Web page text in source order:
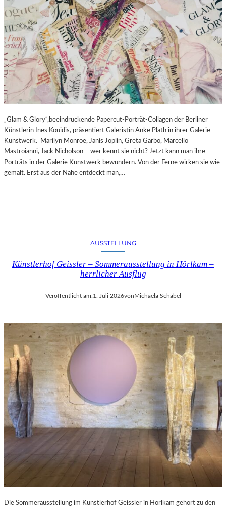
„Glam & Glory“,beeindruckende Papercut-Porträt-Collagen der Berliner
Künstlerin Ines Kouidis, präsentiert Galeristin Anke Plath in ihrer Galerie
Kunstwerk. Marilyn Monroe, Janis Joplin, Greta Garbo, Marcello
Mastroianni, Jack Nicholson – wer kennt sie nicht? Jetzt kann man ihre
Porträts in der Galerie Kunstwerk bewundern. Von der Ferne wirken sie wie
gemalt. Erst aus der Nähe entdeckt man,…
AUSSTELLUNG
Künstlerhof Geissler – Sommerausstellung in Hörlkam –
herrlicher Ausflug
Veröffentlicht am:1. Juli 2026von Michaela Schabel
Die Sommerausstellung im Künstlerhof Geissler in Hörlkam gehört zu den